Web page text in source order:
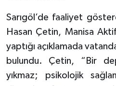
Sarıgöl’de faaliyet
Hasan Çetin, Manisa
yaptığı açıklamada
bulundu. Çetin, “Bir
yıkmaz; psikolojik